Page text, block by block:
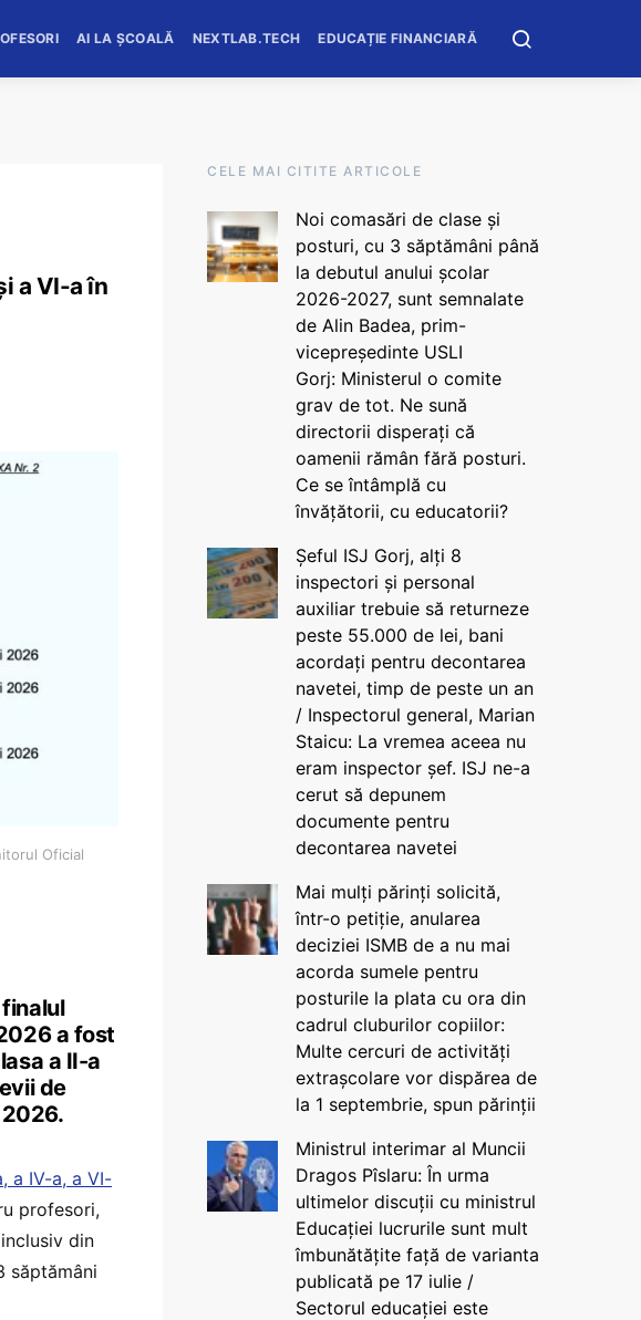
AI LA ȘCOALĂ NEXTLAB.TECH EDUCAȚIE FINANCIARĂ
a VI-a în
Oficial
a fost
a II-a
de
a IV-a, a VI-
profesori,
din
săptămâni
CELE MAI CITITE ARTICOLE
Noi comasări de clase și
posturi, cu 3 săptămâni până
la debutul anului școlar
2026-2027, sunt semnalate
de Alin Badea, prim-
vicepreședinte USLI
Gorj: Ministerul o comite
grav de tot. Ne sună
directorii disperați că
oamenii rămân fără posturi.
Ce se întâmplă cu
învățătorii, cu educatorii?
Șeful ISJ Gorj, alți 8
inspectori și personal
auxiliar trebuie să returneze
peste 55.000 de lei, bani
acordați pentru decontarea
navetei, timp de peste un an
/ Inspectorul general, Marian
Staicu: La vremea aceea nu
eram inspector șef. ISJ ne-a
cerut să depunem
documente pentru
decontarea navetei
Mai mulți părinți solicită,
într-o petiție, anularea
deciziei ISMB de a nu mai
acorda sumele pentru
posturile la plata cu ora din
cadrul cluburilor copiilor:
Multe cercuri de activități
extrașcolare vor dispărea de
la 1 septembrie, spun părinții
Ministrul interimar al Muncii
Dragos Pîslaru: În urma
ultimelor discuții cu ministrul
Educației lucrurile sunt mult
îmbunătățite față de varianta
publicată pe 17 iulie /
Sectorul educației este